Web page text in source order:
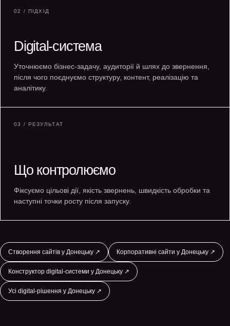
02 / ПІДХІД
Digital-система
Уточнюємо бізнес-задачу, аудиторії й шлях до звернення,
після чого поєднуємо структуру, контент, реалізацію та
аналітику.
03 / РЕЗУЛЬТАТ
Що контролюємо
Фіксуємо цільові дії, якість звернень, швидкість обробки та
наступні точки росту після запуску.
Створення сайтів у Донецьку ↗ Корпоративні сайти у Донецьку ↗
Конструктор digital-системи у Донецьку ↗
Усі digital-рішення у Донецьку ↗